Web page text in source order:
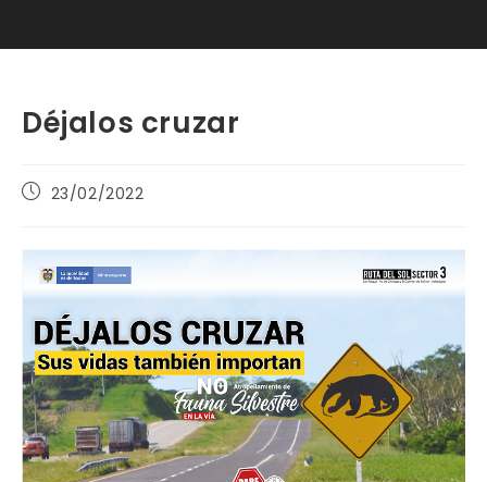
Déjalos cruzar
Publicación
entrada:
23/02/2022